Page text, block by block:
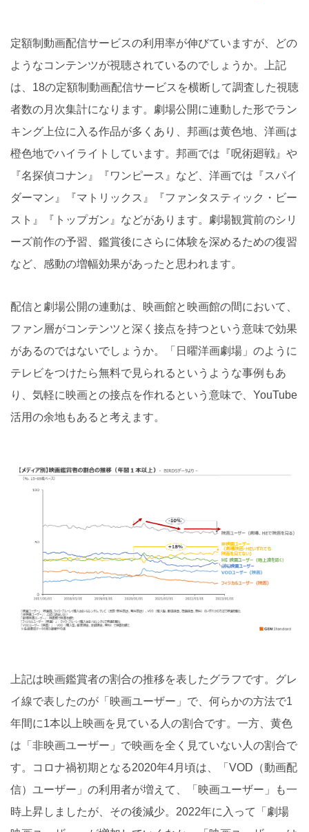
定額制動画配信サービスの利用率が伸びていますが、どの
ようなコンテンツが視聴されているのでしょうか。上記
は、18の定額制動画配信サービスを横断して調査した視聴
者数の月次集計になります。劇場公開に連動した形でラン
キング上位に入る作品が多くあり、邦画は黄色地、洋画は
橙色地でハイライトしています。邦画では『呪術廻戦』や
『名探偵コナン』『ワンピース』など、洋画では『スパイ
ダーマン』『マトリックス』『ファンタスティック・ビー
スト』『トップガン』などがあります。劇場観賞前のシリ
ーズ前作の予習、鑑賞後にさらに体験を深めるための復習
など、感動の増幅効果があったと思われます。
配信と劇場公開の連動は、映画館と映画館の間において、
ファン層がコンテンツと深く接点を持つという意味で効果
があるのではないでしょうか。「日曜洋画劇場」のように
テレビをつけたら無料で見られるというような事例もあ
り、気軽に映画との接点を作れるという意味で、YouTube
活用の余地もあると考えます。
上記は映画鑑賞者の割合の推移を表したグラフです。グレ
イ線で表したのが「映画ユーザー」で、何らかの方法で1
年間に1本以上映画を見ている人の割合です。一方、黄色
は「非映画ユーザー」で映画を全く見ていない人の割合で
す。コロナ禍初期となる2020年4月頃は、「VOD（動画配
信）ユーザー」の利用者が増えて、「映画ユーザー」も一
時上昇しましたが、その後減少。2022年に入って「劇場